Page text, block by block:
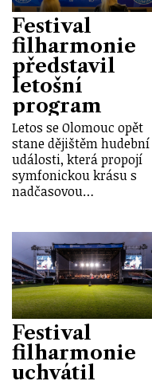
Festival
filharmonie
představil
letošní
program
Letos se Olomouc opět
stane dějištěm hudební
události, která propojí
symfonickou krásu s
nadčasovou…
Festival
filharmonie
uchvátil